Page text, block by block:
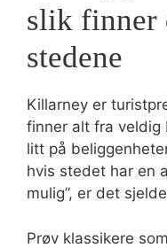
slik finner
stedene
Killarney er
finner alt fra veldig
litt på
hvis stedet har en
mulig”, er det
Prøv klassikere